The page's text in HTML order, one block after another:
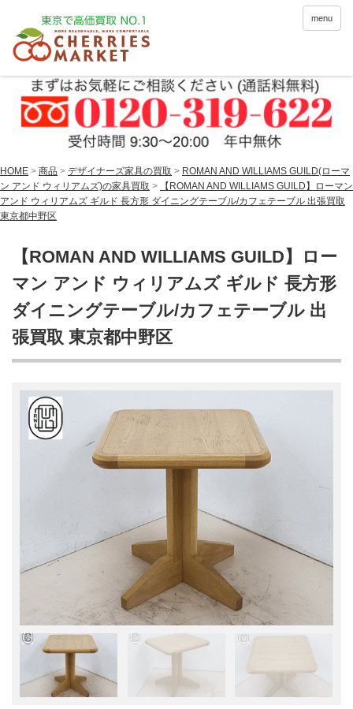
menu
HOME > 商品 > デザイナーズ家具の買取 > ROMAN AND WILLIAMS GUILD(ローマ
ン アンド ウィリアムズ)の家具買取 >
【ROMAN AND WILLIAMS GUILD】ローマン
アンド ウィリアムズ ギルド 長方形 ダイニングテーブル/カフェテーブル 出張買取
東京都中野区
【ROMAN AND WILLIAMS GUILD】ロー
マン アンド ウィリアムズ ギルド 長方形
ダイニングテーブル/カフェテーブル 出
張買取 東京都中野区